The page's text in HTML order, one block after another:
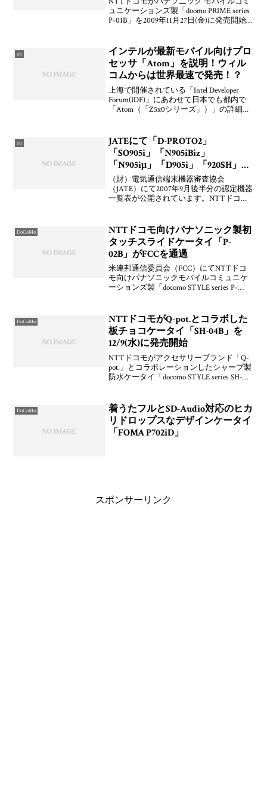
ュニケーションズ製「doomo PRIME series
P-01B」を2009年11月27日(金)に発売開始
au
インテルが最新モバイル向けプロ
セッサ「Atom」を説明！ウィル
コムからは世界最速で発売！？
上海で開催されている「Intel Developer
Forum(IDF)」にあわせて日本でも都内で
「Atom（「Z5x0シリーズ」）」の詳細や
長やUQコミュニケーシ
au
JATEにて「D-PROTO2」
「SO905i」「N905iBiz」
「N905iμ」「D905i」「920SH」が
通過
（財）電気通信端末機器審査協会
（JATE）にて2007年9月後半分の認定機器
一覧表が公開されています。NTTドコモ
製「SO905i」，NEC製「N905i
DoCoMo
NTTドコモ向けパナソニック製初
タッチスライドケータイ「P-
02B」がFCCを通過
米連邦通信委員会（FCC）にてNTTドコ
モ向けパナソニックモバイルコミュニケ
ーションズ製「docomo STYLE series P-
公式サイトを参照くだ
DoCoMo
NTTドコモがQ-pot.とコラボした
板チョコケータイ「SH-04B」を
12/9(水)に発売開始
NTTドコモがアクセサリーブランド「Q-
pot.」とコラボレーションしたシャープ製
防水ケータイ「docomo STYLE series SH-
ョコレート
DoCoMo
着うたフルとSD-Audio対応のヒカ
リドロップスなデザインケータイ
「FOMA P702iD」
スポンサーリンク